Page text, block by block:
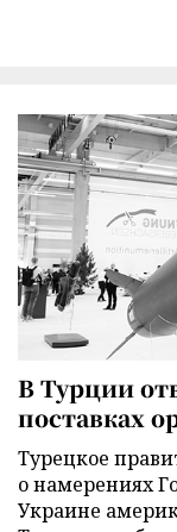
В Турции
поставках
Турецкое
о намерениях
Украине